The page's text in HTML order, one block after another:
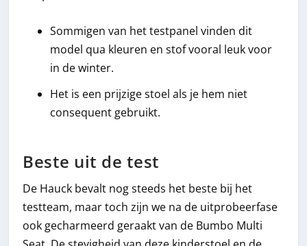
Sommigen van het testpanel vinden dit
model qua kleuren en stof vooral leuk voor
in de winter.
Het is een prijzige stoel als je hem niet
consequent gebruikt.
Beste uit de test
De Hauck bevalt nog steeds het beste bij het
testteam, maar toch zijn we na de uitprobeerfase
ook gecharmeerd geraakt van de Bumbo Multi